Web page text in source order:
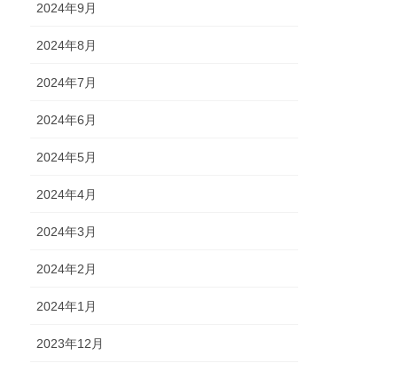
2024年9月
2024年8月
2024年7月
2024年6月
2024年5月
2024年4月
2024年3月
2024年2月
2024年1月
2023年12月